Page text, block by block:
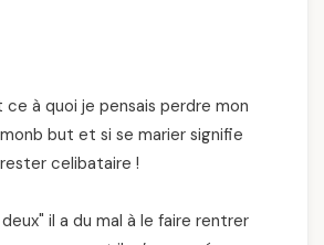
à quoi je pensais perdre mon
but et si se marier signifie
celibataire !
il a du mal à le faire rentrer